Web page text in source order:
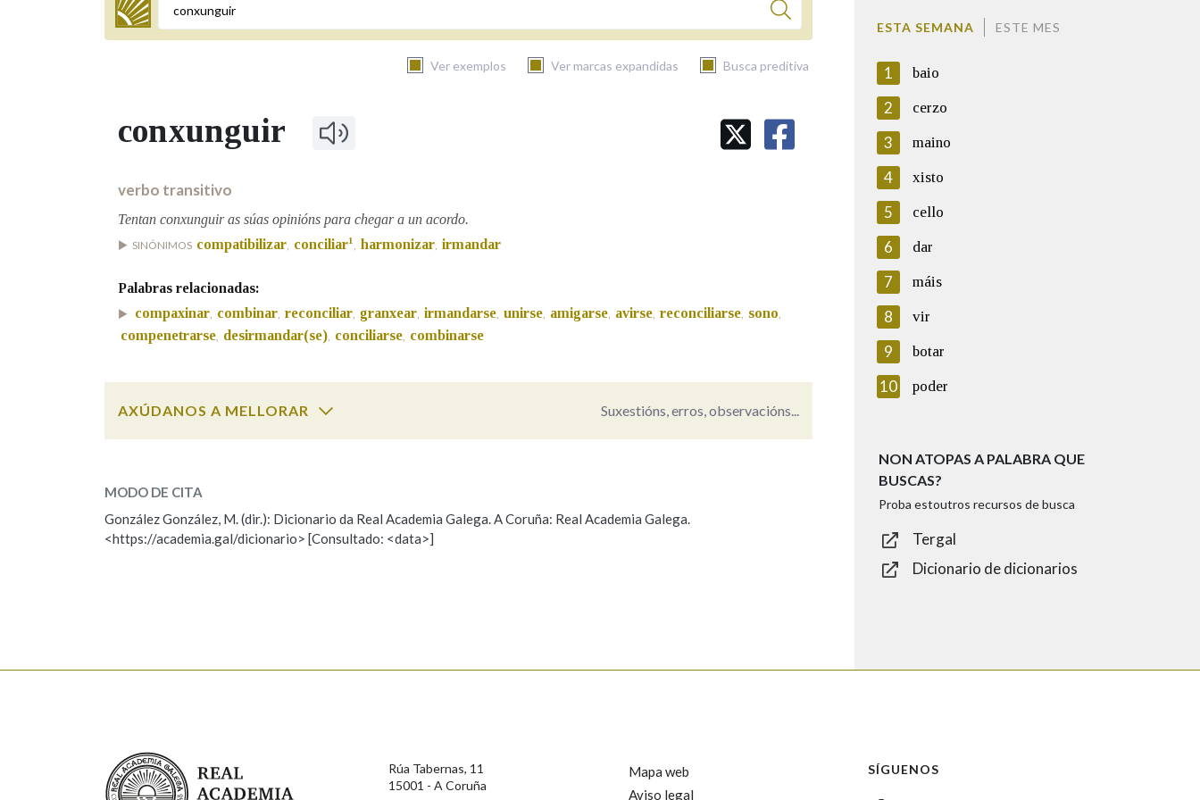
Termo a buscar
Ver exemplos Ver marcas expandidas Busca preditiva
BUSCAR NOS LEMAS
Remata por
Contén
Nos exemplos
Na fraseoloxía
Marcas gramaticais Pertence a
AXUDA NA BUSCA LIMPAR
conxunguir
verbo transitivo
Tentan conxunguir as súas opinións para chegar a un acordo.
SINÓNIMOS compatibilizar, conciliar1, harmonizar, irmandar
Palabras relacionadas:
compaxinar, combinar, reconciliar, granxear, irmandarse, unirse, amigarse, avirse, reconciliarse, sono,
compenetrarse, desirmandar(se), conciliarse, combinarse
AXÚDANOS A MELLORAR Suxestións, erros, observacións...
ESCOLLE UNHA OPCIÓN:
Observación Hai un erro na palabra Propoño mellorar a definición
Comentario
MODO DE CITA
González González, M. (dir.): Dicionario da Real Academia Galega. A Coruña: Real Academia Galega.
<https://academia.gal/dicionario> [Consultado: <data>]
ESTA SEMANA ESTE MES
1 baio
2 cerzo
3 maino
4 xisto
5 cello
6 dar
7 máis
8 vir
9 botar
10 poder
NON ATOPAS A PALABRA QUE
BUSCAS?
Proba estoutros recursos de busca
Tergal
Dicionario de dicionarios
Real Academia Galega
Rúa Tabernas, 11
15001 - A Coruña
Mapa web
Aviso legal
SÍGUENOS